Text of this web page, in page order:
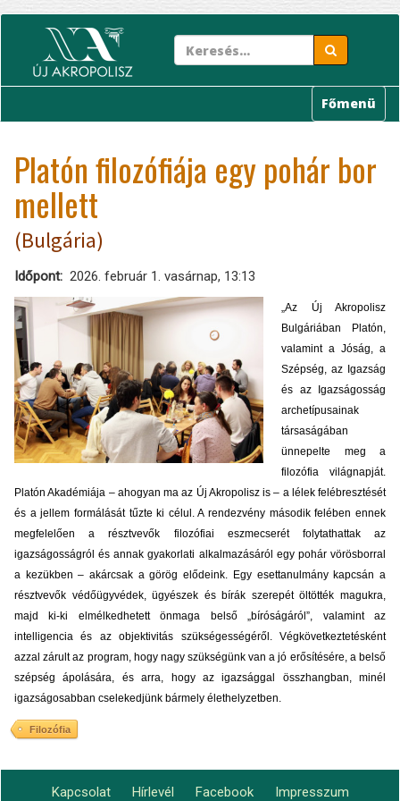
tartalomra
Főmenü
Platón filozófiája egy pohár bor
mellett
(Bulgária)
Időpont 2026. február 1. vasárnap, 13:13
„Az Új Akropolisz
Bulgáriában Platón,
valamint a Jóság, a
Szépség, az Igazság
és az Igazságosság
archetípusainak
társaságában
ünnepelte meg a
filozófia világnapját.
Platón Akadémiája – ahogyan ma az Új Akropolisz is – a lélek felébresztését
és a jellem formálását tűzte ki célul. A rendezvény második felében ennek
megfelelően a résztvevők filozófiai eszmecserét folytathattak az
igazságosságról és annak gyakorlati alkalmazásáról egy pohár vörösborral
a kezükben – akárcsak a görög elődeink. Egy esettanulmány kapcsán a
résztvevők védőügyvédek, ügyészek és bírák szerepét öltötték magukra,
majd ki-ki elmélkedhetett önmaga belső „bíróságáról”, valamint az
intelligencia és az objektivitás szükségességéről. Végkövetkeztetésként
azzal zárult az program, hogy nagy szükségünk van a jó erősítésére, a belső
szépség ápolására, és arra, hogy az igazsággal összhangban, minél
igazságosabban cselekedjünk bármely élethelyzetben.
Filozófia
Kapcsolat Hírlevél Facebook Impresszum